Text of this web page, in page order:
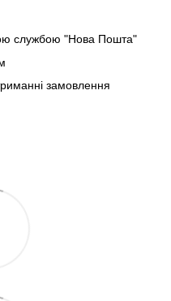
службою "Нова Пошта"
замовлення